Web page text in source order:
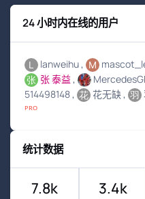
24 小时内在线的用户
lanweihu
张 泰益
514498148
花无缺
ᴾᴿᴼ
统计数据
7.8k 3.4k